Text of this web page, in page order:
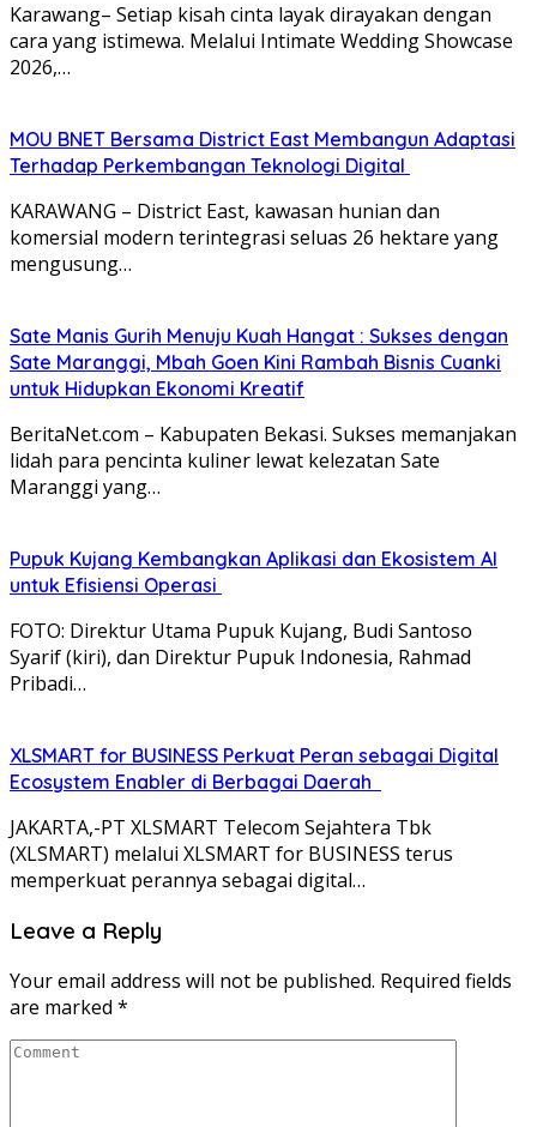
Karawang– Setiap kisah cinta layak dirayakan dengan
cara yang istimewa. Melalui Intimate Wedding Showcase
2026,…
MOU BNET Bersama District East Membangun Adaptasi
Terhadap Perkembangan Teknologi Digital
KARAWANG – District East, kawasan hunian dan
komersial modern terintegrasi seluas 26 hektare yang
mengusung…
Sate Manis Gurih Menuju Kuah Hangat : Sukses dengan
Sate Maranggi, Mbah Goen Kini Rambah Bisnis Cuanki
untuk Hidupkan Ekonomi Kreatif
BeritaNet.com – Kabupaten Bekasi. Sukses memanjakan
lidah para pencinta kuliner lewat kelezatan Sate
Maranggi yang…
Pupuk Kujang Kembangkan Aplikasi dan Ekosistem AI
untuk Efisiensi Operasi
FOTO: Direktur Utama Pupuk Kujang, Budi Santoso
Syarif (kiri), dan Direktur Pupuk Indonesia, Rahmad
Pribadi…
XLSMART for BUSINESS Perkuat Peran sebagai Digital
Ecosystem Enabler di Berbagai Daerah
JAKARTA,-PT XLSMART Telecom Sejahtera Tbk
(XLSMART) melalui XLSMART for BUSINESS terus
memperkuat perannya sebagai digital…
Leave a Reply
Your email address will not be published. Required fields
are marked *